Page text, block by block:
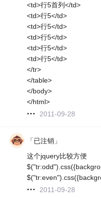
<td>行5首列</td>
<td>行5</td>
<td>行5</td>
<td>行5</td>
<td>行5</td>
<td>行5</td>
</tr>
</table>
</body>
</html>
2011-09-28
「已注销」
这个jquery比较方便
2011-09-28